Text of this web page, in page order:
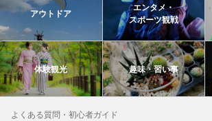
アウトドア
エンタメ・
スポーツ観戦
体験観光 趣味・習い事
よくある質問・初心者ガイド